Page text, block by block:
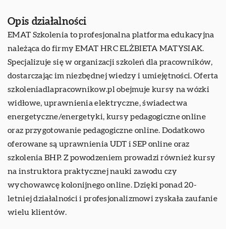
Opis działalności
EMAT Szkolenia to profesjonalna platforma edukacyjna
należąca do firmy EMAT HRC ELŻBIETA MATYSIAK.
Specjalizuje się w organizacji szkoleń dla pracowników,
dostarczając im niezbędnej wiedzy i umiejętności. Oferta
szkoleniadlapracownikow.pl obejmuje kursy na wózki
widłowe, uprawnienia elektryczne, świadectwa
energetyczne/energetyki, kursy pedagogiczne online
oraz przygotowanie pedagogiczne online. Dodatkowo
oferowane są uprawnienia UDT i SEP online oraz
szkolenia BHP. Z powodzeniem prowadzi również kursy
na instruktora praktycznej nauki zawodu czy
wychowawcę kolonijnego online. Dzięki ponad 20-
letniej działalności i profesjonalizmowi zyskała zaufanie
wielu klientów.